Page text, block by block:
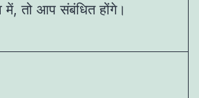
में, तो आप संबंधित होंगे।